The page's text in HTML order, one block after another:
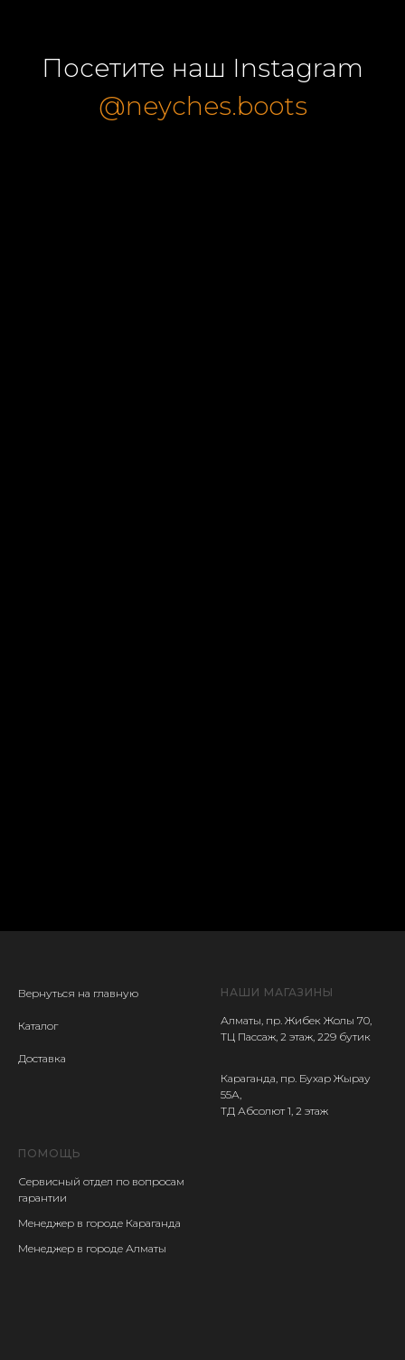
Посетите наш Instagram
@neyches.boots
Вернуться на главную
Каталог
Доставка
НАШИ МАГАЗИНЫ
Алматы, пр. Жибек Жолы 70,
ТЦ Пассаж, 2 этаж, 229 бутик
Караганда, пр. Бухар Жырау
55А,
ТД Абсолют 1, 2 этаж
ПОМОЩЬ
Сервисный отдел по вопросам
гарантии
Менеджер в городе Караганда
Менеджер в городе Алматы